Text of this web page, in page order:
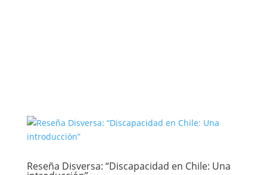
Reseña Disversa: “Discapacidad en Chile: Una